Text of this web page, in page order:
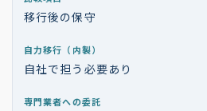
移行後の保守
自社で担う必要あり